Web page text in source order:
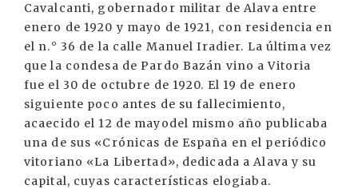
Cavalcanti, gobernador militar de Alava entre
enero de 1920 y mayo de 1921, con residencia en
el n.° 36 de la calle Manuel Iradier. La última vez
que la condesa de Pardo Bazán vino a Vitoria
fue el 30 de octubre de 1920. El 19 de enero
siguiente poco antes de su fallecimiento,
acaecido el 12 de mayodel mismo año publicaba
una de sus «Crónicas de España en el periódico
vitoriano «La Libertad», dedicada a Alava y su
capital, cuyas características elogiaba.